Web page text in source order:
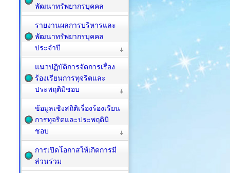
พัฒนาทรัพยากรบุคคล
รายงานผลการบริหารและ
พัฒนาทรัพยากรบุคคล
ประจำปี
แนวปฏิบัติการจัดการเรื่อง
ร้องเรียนการทุจริตและ
ประพฤติมิชอบ
ข้อมูลเชิงสถิติเรื่องร้องเรียน
การทุจริตและประพฤติมิ
ชอบ
การเปิดโอกาสให้เกิดการมี
ส่วนร่วม